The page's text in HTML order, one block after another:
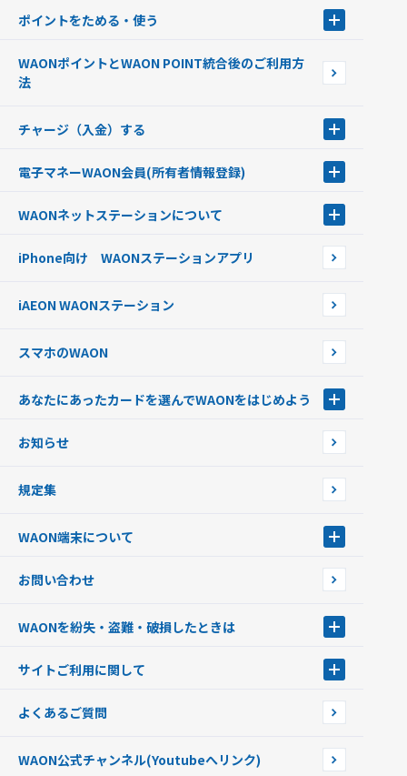
ポイントをためる・使う
ポイントの有効期限について
WAONポイントとWAON POINT統合後のご利用方
法
チャージ（入金）する
現金でチャージする
銀行口座・ATMからチャージする
オートチャージ
ポイントからチャージする
チャージ上限金額の変更について
電子マネーWAON会員(所有者情報登録)
WAON POINTサービス会員登録に伴う個人データの共同利用のお知
WAONネットステーションについて
WAONネットステーションWAON端末について
iPhone向け WAONステーションアプリ
iAEON WAONステーション
スマホのWAON
あなたにあったカードを選んでWAONをはじめよう
フードバンク応援WAON
ご当地WAON
G.G WAON
WAONカード・WAONカードプラス
モバイルWAON
提携WAONカード
お知らせ
規定集
WAON端末について
WAONネットステーション
新型WAONステーション
WAONチャージャーmini
お問い合わせ
WAONを紛失・盗難・破損したときは
WAONカードの拾得について
サイトご利用に関して
企業情報
よくあるご質問
WAON公式チャンネル(Youtubeへリンク)